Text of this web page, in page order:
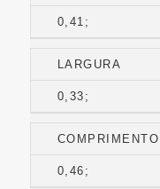
0,41;
LARGURA
0,33;
COMPRIMENTO
0,46;